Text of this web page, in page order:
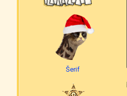
Šerif